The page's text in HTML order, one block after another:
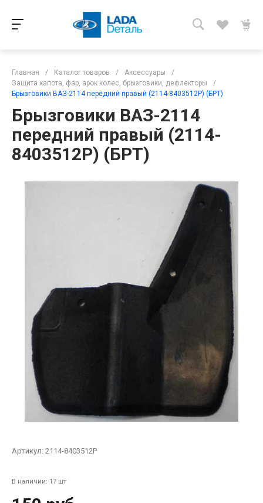
Главная / Каталог товаров / Аксессуары
/
Защита капота, фар, арок колес, брызговики, дефлекторы
/
Брызговики ВАЗ-2114 передний правый (2114-8403512Р) (БРТ)
Брызговики ВАЗ-2114
передний правый (2114-
8403512Р) (БРТ)
Артикул: 2114-8403512Р
В наличии: 17 шт